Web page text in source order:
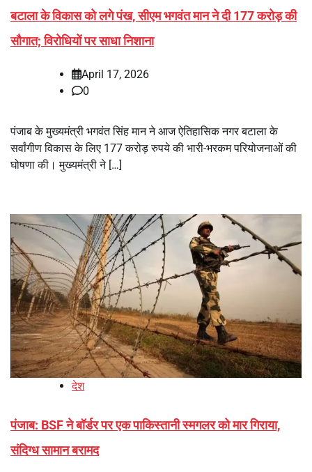
बटाला के विकास को लगे पंख, सीएम भगवंत मान ने दी 177 करोड़ की
सौगात; विरोधियों पर साधा निशाना
April 17, 2026
0
पंजाब के मुख्यमंत्री भगवंत सिंह मान ने आज ऐतिहासिक नगर बटाला के
सर्वांगीण विकास के लिए 177 करोड़ रुपये की भारी-भरकम परियोजनाओं की
घोषणा की। मुख्यमंत्री ने […]
देश
पंजाब: BSF ने बॉर्डर पर एक पाकिस्तानी स्मगलर को मार गिराया,
संदिग्ध सामान बरामद